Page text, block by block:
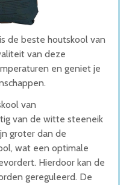
de beste houtskool van
van deze
en geniet je
van
van de witte steeneik
groter dan de
wat een optimale
Hierdoor kan de
gereguleerd. De